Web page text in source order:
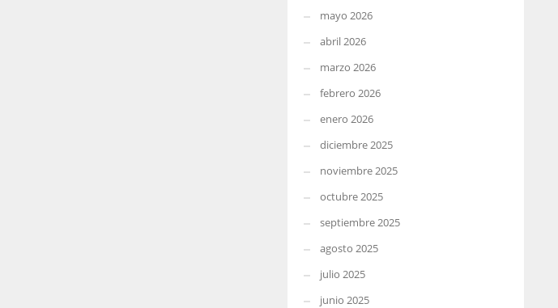
mayo 2026
abril 2026
marzo 2026
febrero 2026
enero 2026
diciembre 2025
noviembre 2025
octubre 2025
septiembre 2025
agosto 2025
julio 2025
junio 2025